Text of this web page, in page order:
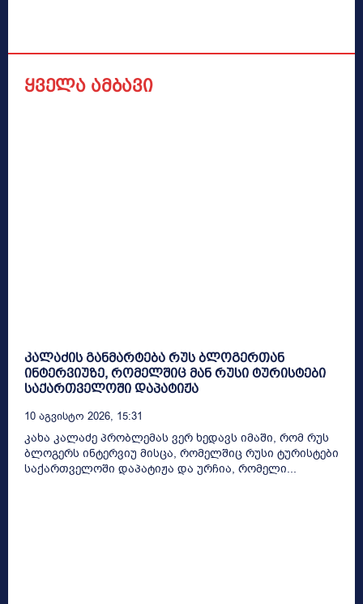
ყველა ამბავი
კალაძის განმარტება რუს ბლოგერთან
ინტერვიუზე, რომელშიც მან რუსი ტურისტები
საქართველოში დაპატიჟა
10 Აგვისტო 2026, 15:31
კახა კალაძე პრობლემას ვერ ხედავს იმაში, რომ რუს
ბლოგერს ინტერვიუ მისცა, რომელშიც რუსი ტურისტები
საქართველოში დაპატიჟა და ურჩია, რომელი...